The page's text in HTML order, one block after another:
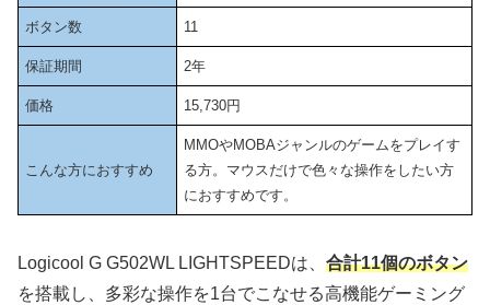
ボタン数 11
保証期間 2年
価格 15,730円
こんな方におすすめ
MMOやMOBAジャンルのゲームをプレイす
る方。マウスだけで色々な操作をしたい方
におすすめです。
Logicool G G502WL LIGHTSPEEDは、 合計11個のボタン
を搭載し、多彩な操作を1台でこなせる高機能ゲーミング